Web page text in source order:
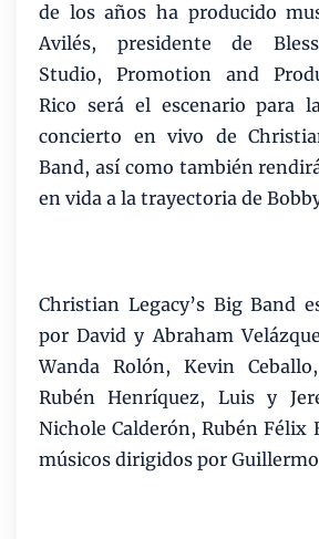
de los años ha producido
Avilés, presidente de
Studio, Promotion and
Rico será el escenario para
concierto en vivo de
Band, así como también
en vida a la trayectoria de
Christian Legacy’s Big Band
por David y Abraham
Wanda Rolón, Kevin
Rubén Henríquez, Luis y
Nichole Calderón, Rubén Félix
músicos dirigidos por